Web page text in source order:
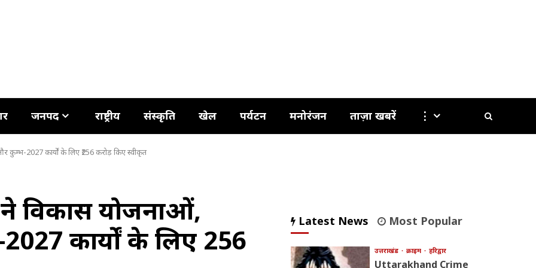
जनपद राष्ट्रीय संस्कृति खेल पर्यटन मनोरंजन ताज़ा खबरें ⋮
कुम्भ-2027 कार्यों के लिए ₹256 करोड़ किए स्वीकृत
ने विकास योजनाओं,
कार्यों के लिए ₹256
Latest News Most Popular
उत्तराखंड क्राइम हरिद्वार
Uttarakhand Crime